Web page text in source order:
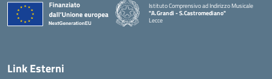
Istituto Comprensivo ad Indirizzo Musicale
"A.Grandi - S.Castromediano"
Lecce
Link Esterni